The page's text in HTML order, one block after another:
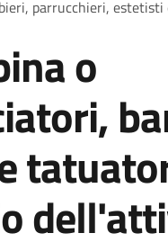
parrucchieri,
o